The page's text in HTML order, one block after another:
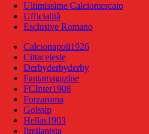
Ultimissime Calciomercato
Ufficialità
Esclusive Romano
Calcionapoli1926
Cittaceleste
Derbyderbyderby
Fantamagazine
FCInter1908
Forzaroma
Golssip
Hellas1903
Ilmilanista